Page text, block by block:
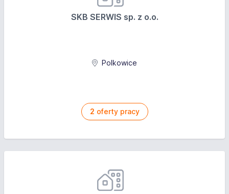
SKB SERWIS sp. z o.o.
Polkowice
2 oferty pracy